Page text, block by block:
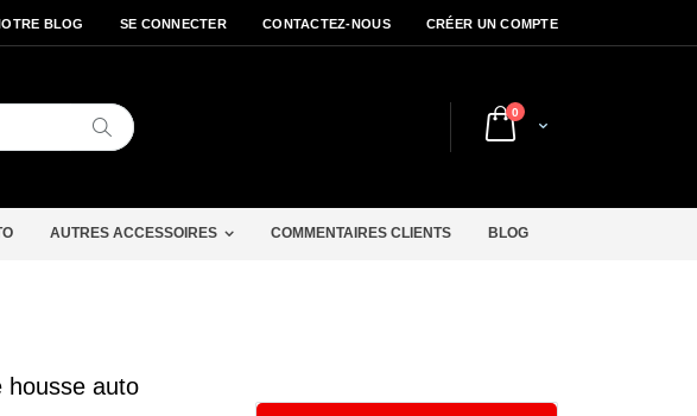
BLOG SE CONNECTER CONTACTEZ-NOUS CRÉER UN COMPTE
Cart
0articles
Chercher
AUTRES ACCESSOIRES COMMENTAIRES CLIENTS BLOG
housse auto